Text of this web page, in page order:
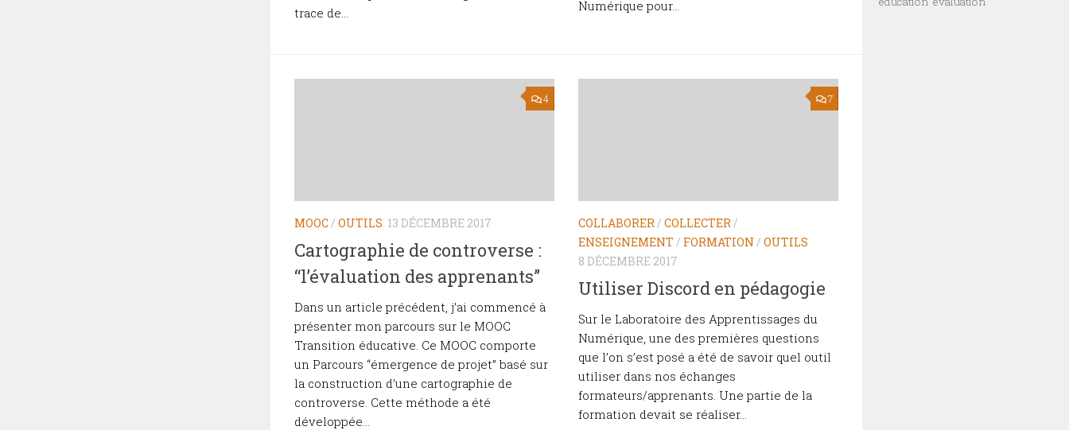
trace de...
Numérique pour...
4
MOOC/ OUTILS 13 DÉCEMBRE 2017
Cartographie de controverse :
“l’évaluation des apprenants”
Dans un article précédent, j’ai commencé à
présenter mon parcours sur le MOOC
Transition éducative. Ce MOOC comporte
un Parcours “émergence de projet” basé sur
la construction d’une cartographie de
controverse. Cette méthode a été
développée...
7
COLLABORER/ COLLECTER/
ENSEIGNEMENT / FORMATION / OUTILS
8 DÉCEMBRE 2017
Utiliser Discord en pédagogie
Sur le Laboratoire des Apprentissages du
Numérique, une des premières questions
que l’on s’est posé a été de savoir quel outil
utiliser dans nos échanges
formateurs/apprenants. Une partie de la
formation devait se réaliser...